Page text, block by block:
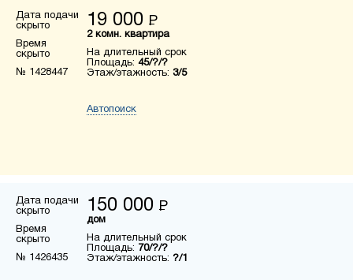
Дата подачи
скрыто
Время
скрыто
№ 1428447
19 000 Р
2 комн. квартира
На длительный срок
Площадь: 45/?/?
Этаж/этажность: 3/5
Автопоиск
Дата подачи
скрыто
Время
скрыто
№ 1426435
150 000 Р
дом
На длительный срок
Площадь: 70/?/?
Этаж/этажность: ?/1